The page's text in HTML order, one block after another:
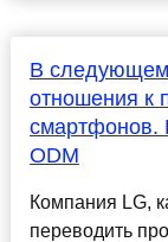
В следующем
отношения к
смартфонов.
ODM
Компания LG,
переводить